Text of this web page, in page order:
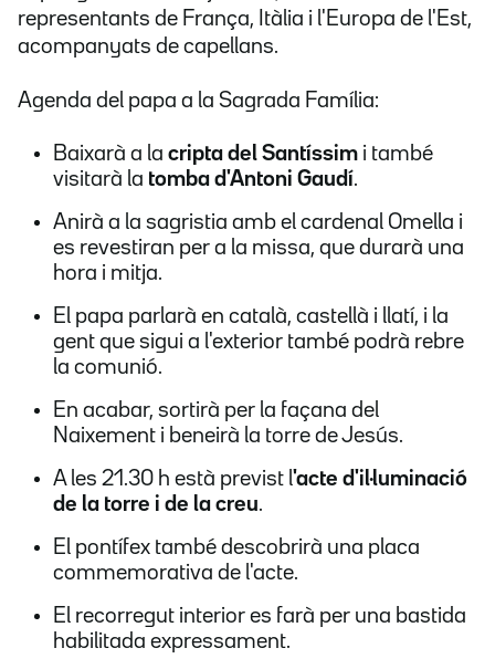
representants de França, Itàlia i l'Europa de l'Est,
acompanyats de capellans.
Agenda del papa a la Sagrada Família:
Baixarà a la cripta del Santíssim i també
visitarà la tomba d'Antoni Gaudí.
Anirà a la sagristia amb el cardenal Omella i
es revestiran per a la missa, que durarà una
hora i mitja.
El papa parlarà en català, castellà i llatí, i la
gent que sigui a l'exterior també podrà rebre
la comunió.
En acabar, sortirà per la façana del
Naixement i beneirà la torre de Jesús.
A les 21.30 h està previst l'acte d'il·luminació
de la torre i de la creu.
El pontífex també descobrirà una placa
commemorativa de l'acte.
El recorregut interior es farà per una bastida
habilitada expressament.